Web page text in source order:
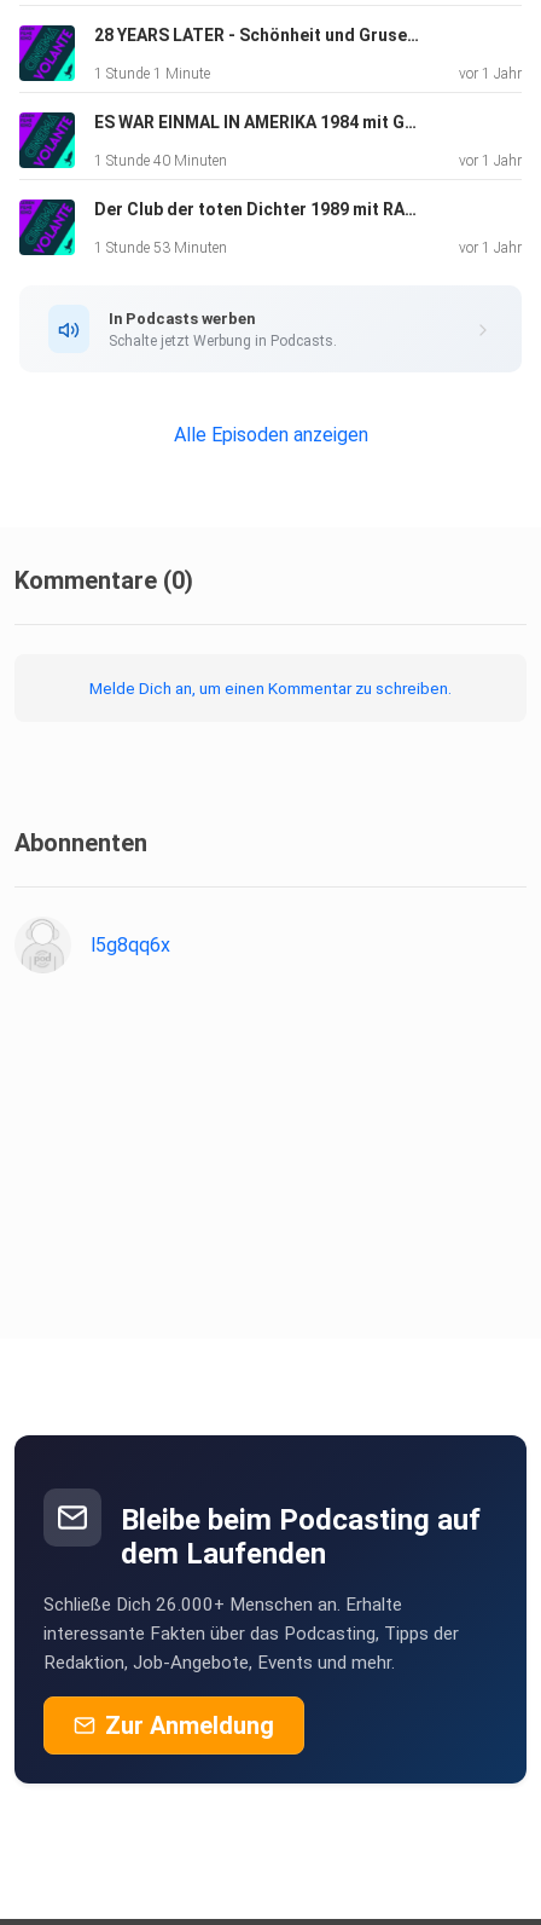
28 YEARS LATER - Schönheit und Grusel beisammen | soloPODCAST
1 Stunde 1 Minute vor 1 Jahr
ES WAR EINMAL IN AMERIKA 1984 mit GUESS und HAKAN
1 Stunde 40 Minuten vor 1 Jahr
Der Club der toten Dichter 1989 mit RALF | PODCAST #99
1 Stunde 53 Minuten vor 1 Jahr
In Podcasts werben
Schalte jetzt Werbung in Podcasts.
Alle Episoden anzeigen
Kommentare (0)
Melde Dich an, um einen Kommentar zu schreiben.
Abonnenten
l5g8qq6x
Bleibe beim Podcasting auf
dem Laufenden
Schließe Dich 26.000+ Menschen an. Erhalte
interessante Fakten über das Podcasting, Tipps der
Redaktion, Job-Angebote, Events und mehr.
Zur Anmeldung